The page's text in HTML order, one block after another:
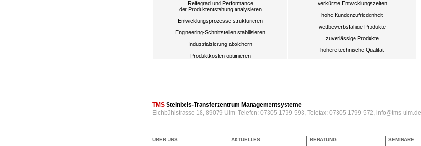
Reifegrad und Performance
der Produktentstehung analysieren
Entwicklungsprozesse strukturieren
Engineering-Schnittstellen stabilisieren
Industrialsierung absichern
Produktkosten optimieren
verkürzte Entwicklungszeiten
hohe Kundenzufriedenheit
wettbewerbsfähige Produkte
zuverlässige Produkte
höhere technische Qualität
TMS Steinbeis-Transferzentrum Managementsysteme
Eichbühlstrasse 18, 89079 Ulm, Telefon: 07305 1799-593, Telefax: 07305 1799-572, info@tms-ulm.de
ÜBER UNS
AKTUELLES
BERATUNG
SEMINARE